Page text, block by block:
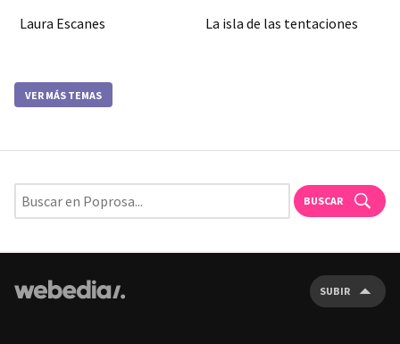
Laura Escanes La isla de las tentaciones
VER MÁS TEMAS
BUSCAR
SUBIR